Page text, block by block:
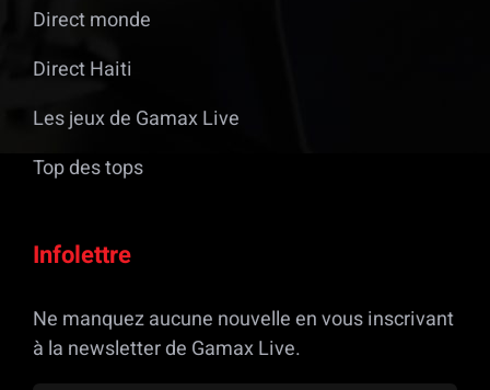
Direct monde
Direct Haiti
Les jeux de Gamax Live
Top des tops
Infolettre
Ne manquez aucune nouvelle en vous inscrivant
à la newsletter de Gamax Live.